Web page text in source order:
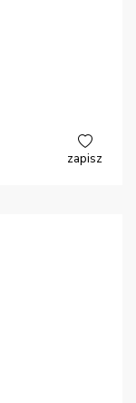
zapisz